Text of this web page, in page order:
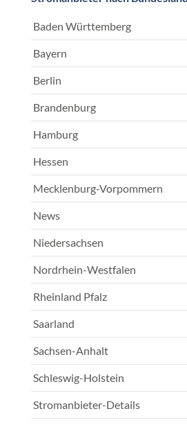
Baden Württemberg
Bayern
Berlin
Brandenburg
Hamburg
Hessen
Mecklenburg-Vorpommern
News
Niedersachsen
Nordrhein-Westfalen
Rheinland Pfalz
Saarland
Sachsen-Anhalt
Schleswig-Holstein
Stromanbieter-Details